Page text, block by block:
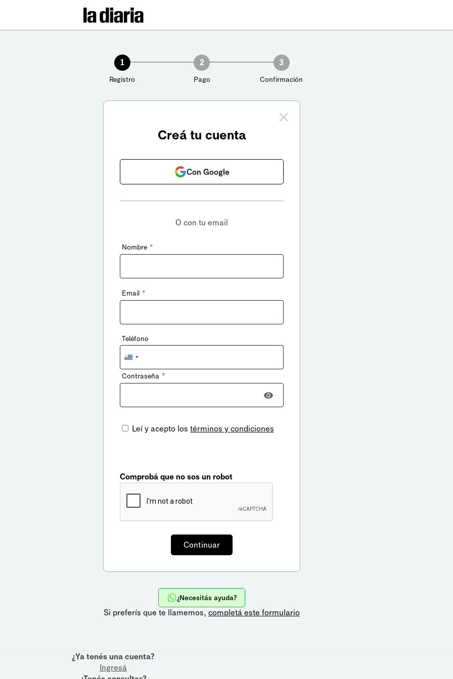
1
Registro
2
Pago
3
Confirmación
Creá tu cuenta
Con Google
O con tu email
Nombre *
Email *
Teléfono
Uruguay
+598
Contraseña *
Leí y acepto los términos y condiciones
Comprobá que no sos un robot
¿Necesitás ayuda?
Si preferís que te llamemos, completá este formulario
¿Ya tenés una cuenta?
Ingresá